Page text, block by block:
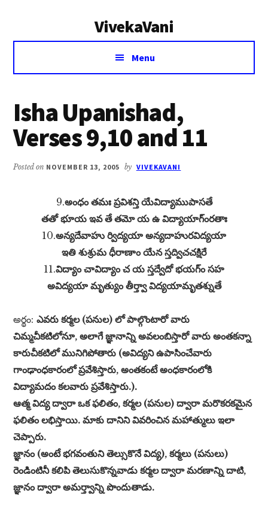
VivekaVani
Voice
Vivekananda
Menu
Isha Upanishad,
Verses 9,10 and 11
Posted on NOVEMBER 13, 2005 by VIVEKAVANI
9.అంధం తమః ప్రవిశన్తి యేవిద్యాముపాసతే
తతో భూయ ఇవ తే తమో య ఉ విద్యాయాగ్ంరతాః
10.అన్యదేవాహు ర్విద్యయా అన్యదాహురవిద్యయా
ఇతి శుశ్రుమ ధీరాణాం యేన స్తద్విచచక్షిరే
11.విద్యాం చావిద్యాం చ య స్తద్వేదో భయగ్‌ం సహ
అవిద్యయా మృత్యుం తీర్త్వా విద్యయామృతశ్నుతే
అర్థం:ఎవరు కర్మల (పనుల) లో పాల్గొంటారో వారు
చిమ్మచీకటిలోనూ, అలాగే జ్ఞానాన్ని అవలంబిస్తారో వారు అంతకన్నా
కారుచీకటిలో మునిగిపోతారు (అవిద్యని ఉపాసించేవారు
గాంఢాంధకారంలో ప్రవేశిస్తారు, అంతకంటే అంధకారంలోకి
విద్యామదం కలవారు ప్రవేశిస్తారు.).
ఆత్మ విద్య ద్వారా ఒక ఫలితం, కర్మల (పనుల) ద్వారా మరొకరకమైన
ఫలితం లభిస్తాయి. మాకు దానిని వివరించిన మహాత్ములు ఇలా
చెప్పారు.
జ్ఞానం (అంటే భగవంతుని తెల్సుకొనే విద్య), కర్మలు (పనులు)
రెండింటినీ కలిపి తెలుసుకొన్నవాడు కర్మల ద్వారా మరణాన్ని దాటి,
జ్ఞానం ద్వారా అమర్త్వాన్ని పొందుతాడు.